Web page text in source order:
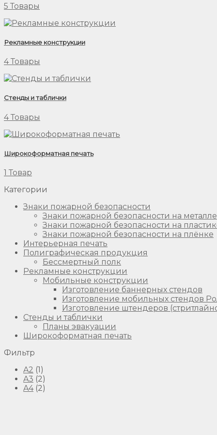
5 Товары
Рекламные конструкции
4 Товары
Стенды и таблички
4 Товары
Широкоформатная печать
1 Товар
Категории
Знаки пожарной безопасности
Знаки пожарной безопасности на металле
Знаки пожарной безопасности на
Знаки пожарной безопасности на плёнке
Интерьерная печать
Полиграфическая продукция
Бессмертный полк
Рекламные конструкции
Мобильные конструкции
Изготовление баннерных стендов
Изготовление мобильных стендов
Изготовление штендеров
Стенды и таблички
Планы эвакуации
Широкоформатная печать
Фильтр
A2 (1)
A3 (2)
A4 (2)